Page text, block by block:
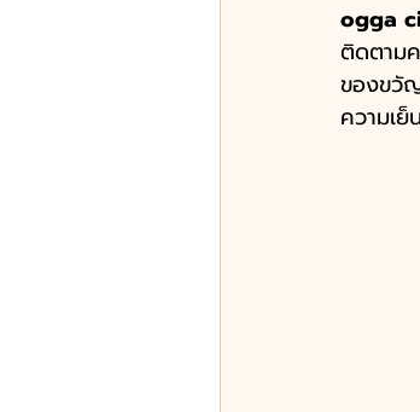
ogga
ติดตาม
ของขวั
ความเ